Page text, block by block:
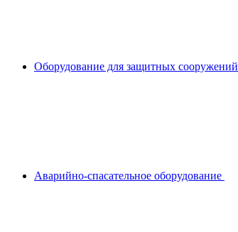
Оборудование для защитных сооружений
Аварийно-спасательное оборудование